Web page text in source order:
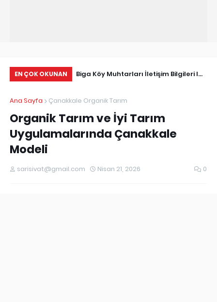
EN ÇOK OKUNAN
Biga Köy Muhtarları İletişim Bilgileri I
Ana Sayfa Çanakkale Organik Tarım
Organik Tarım ve İyi Tarım
Uygulamalarında Çanakkale
Modeli
sarisivat@gmail.com Nisan 21, 2026 0